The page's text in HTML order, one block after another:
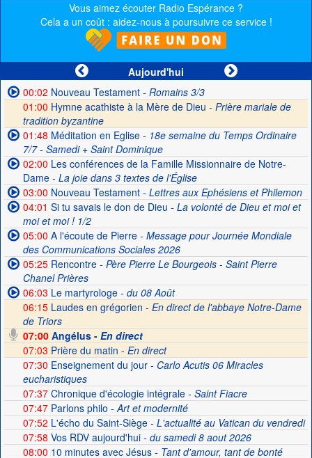
Vous aimez écouter Radio Espérance ?
Cela a un coût : aidez-nous à poursuivre ce service !
Aujourd'hui
00:02 Nouveau Testament- Romains 3/3
01:00 Hymne acathiste à la Mère de Dieu - Prière mariale de
tradition byzantine
01:48 Méditation en Eglise- 18e semaine du Temps Ordinaire
7/7 - Samedi + Saint Dominique
02:00 Les conférences de la Famille Missionnaire de Notre-
Dame- La joie dans 3 textes de l'Église
03:00 Nouveau Testament- Lettres aux Ephésiens et Philemon
04:01 Si tu savais le don de Dieu - La volonté de Dieu et moi et
moi et moi ! 1/2
05:00 A l'écoute de Pierre- Message pour Journée Mondiale
des Communications Sociales 2026
05:25Rencontre- Père Pierre Le Bourgeois - Saint Pierre
Chanel Prières
06:03 Le martyrologe- du 08 Août
06:15Laudes en grégorien - En direct de l'abbaye Notre-Dame
de Triors
07:00Angélus - En direct
07:03 Prière du matin - En direct
07:30 Enseignement du jour- Carlo Acutis 06 Miracles
eucharistiques
07:37Chronique d'écologie intégrale- Saint Fiacre
07:47Parlons philo - Art et modernité
07:52 L'écho du Saint-Siège- L'actualité au Vatican du vendredi
07:58 Vos RDV aujourd'hui- du samedi 8 aout 2026
08:00 10 minutes avec Jésus- Tant d'amour, tant de bonté